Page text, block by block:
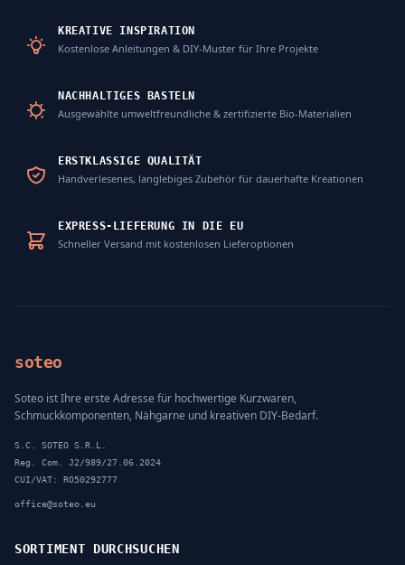
KREATIVE INSPIRATION
Kostenlose Anleitungen & DIY-Muster für Ihre Projekte
NACHHALTIGES BASTELN
Ausgewählte umweltfreundliche & zertifizierte Bio-Materialien
ERSTKLASSIGE QUALITÄT
Handverlesenes, langlebiges Zubehör für dauerhafte Kreationen
EXPRESS-LIEFERUNG IN DIE EU
Schneller Versand mit kostenlosen Lieferoptionen
soteo
Soteo ist Ihre erste Adresse für hochwertige Kurzwaren,
Schmuckkomponenten, Nähgarne und kreativen DIY-Bedarf.
S.C. SOTEO S.R.L.
Reg. Com. J2/989/27.06.2024
CUI/VAT: RO50292777
office@soteo.eu
SORTIMENT DURCHSUCHEN